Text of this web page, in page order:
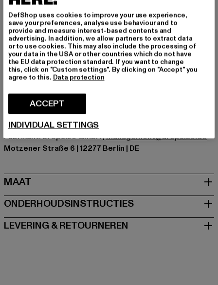
Gelegenheid: Alledaags, Comfortabel, Chillen, Vrije tijd
Halslijn: Ronde hals
Details: print
Cut: Regelmatig
Merk: Dropsize
Kategori: T-Shirts
Kleur: braun
Materiële samenstelling: 100% Katoen
Art.Nr: DSTS143-01921
Fabrikant: Dropsize GmbH |management@dropsize.de
Motzener Straße 6 | 12277 Berlin | DE
MAAT
ONDERHOUDSINSTRUCTIES
LEVERING & RETOURNEREN
DefShop uses cookies to improve your use experience,
save your preferences, analyse use behaviour and to
provide and measure interest-based contents and
advertising. In addition, we allow partners to extract data
or to use cookies. This may also include the processing of
your data in the USA or other countries which do not have
the EU data protection standard. If you want to change
this, click on "Custom settings". By clicking on "Accept" you
agree to this. Data protection
ACCEPT
INDIVIDUAL SETTINGS